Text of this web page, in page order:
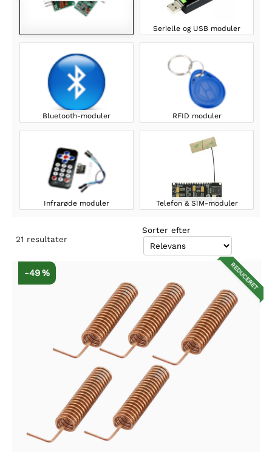
Serielle og USB moduler
Bluetooth-moduler RFID moduler
Infrarøde moduler Telefon & SIM-moduler
21 resultater
Sorter efter
REDUCERET
-49 %